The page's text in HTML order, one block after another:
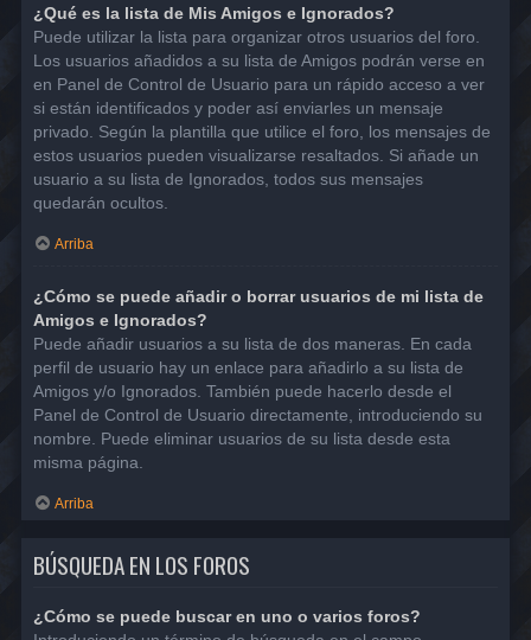
¿Qué es la lista de Mis Amigos e Ignorados?
Puede utilizar la lista para organizar otros usuarios del foro.
Los usuarios añadidos a su lista de Amigos podrán verse en
en Panel de Control de Usuario para un rápido acceso a ver
si están identificados y poder así enviarles un mensaje
privado. Según la plantilla que utilice el foro, los mensajes de
estos usuarios pueden visualizarse resaltados. Si añade un
usuario a su lista de Ignorados, todos sus mensajes
quedarán ocultos.
Arriba
¿Cómo se puede añadir o borrar usuarios de mi lista de
Amigos e Ignorados?
Puede añadir usuarios a su lista de dos maneras. En cada
perfil de usuario hay un enlace para añadirlo a su lista de
Amigos y/o Ignorados. También puede hacerlo desde el
Panel de Control de Usuario directamente, introduciendo su
nombre. Puede eliminar usuarios de su lista desde esta
misma página.
Arriba
BÚSQUEDA EN LOS FOROS
¿Cómo se puede buscar en uno o varios foros?